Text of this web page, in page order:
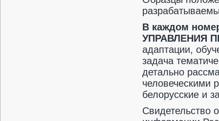
В каждом
УПРАВЛЕНИЯ
адаптации,
задача
детально
человеческими
белорусские и
Свидетельство